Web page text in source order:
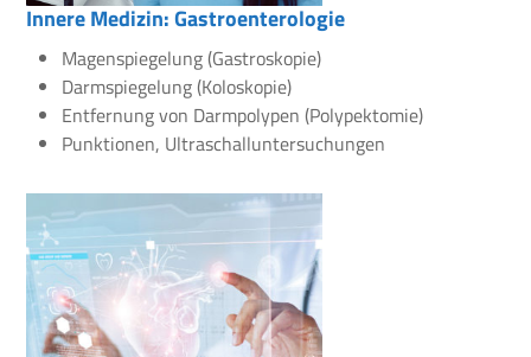
Innere Medizin: Gastroenterologie
Magenspiegelung (Gastroskopie)
Darmspiegelung (Koloskopie)
Entfernung von Darmpolypen (Polypektomie)
Punktionen, Ultraschalluntersuchungen